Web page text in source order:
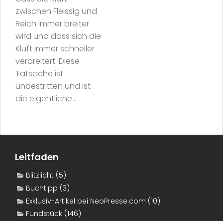
zwischen Fleissig und
Reich immer breiter
wird und dass sich die
Kluft immer schneller
verbreitert. Diese
Tatsache ist
unbestritten und ist
die eigentliche...
Leitfaden
Blitzlicht (5)
Buchtipp (3)
Exklusiv-Artikel bei NeoPresse.com (10)
Fundstück (146)